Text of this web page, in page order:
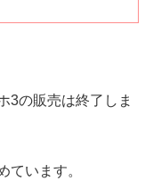
3の販売は終了しま
ています。